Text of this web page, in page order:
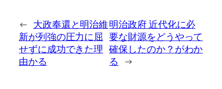
← 大政奉還と明治維
新が列強の圧力に屈
せずに成功できた理
由かる
明治政府 近代化に必
要な財源をどうやって
確保したのか？がわか
る →